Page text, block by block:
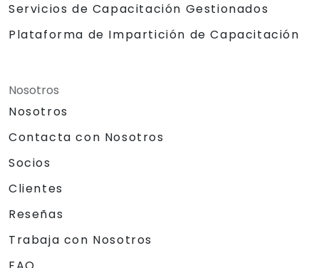
Servicios de Capacitación Gestionados
Plataforma de Impartición de Capacitación
Nosotros
Nosotros
Contacta con Nosotros
Socios
Clientes
Reseñas
Trabaja con Nosotros